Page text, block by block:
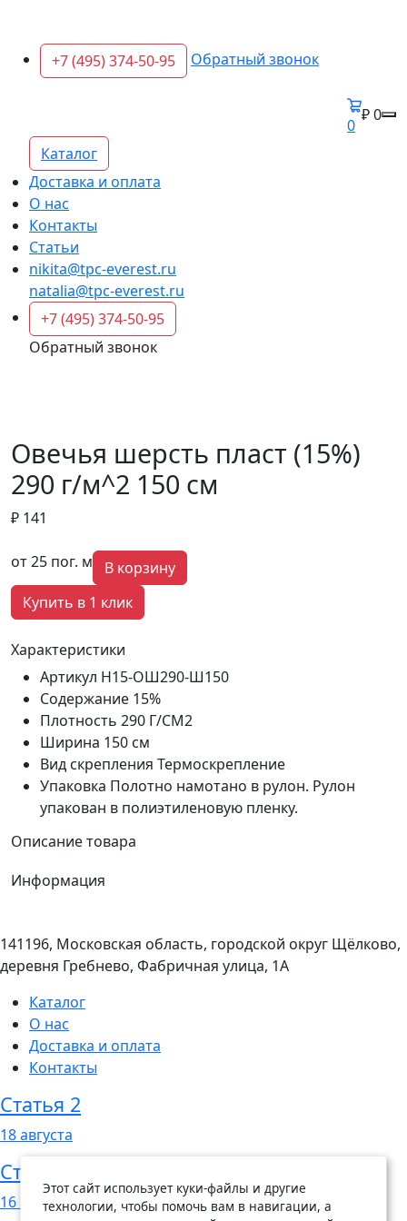
+7 (495) 374-50-95 Обратный звонок
0
₽ 0
Каталог
Доставка и оплата
О нас
Контакты
Статьи
nikita@tpc-everest.ru
natalia@tpc-everest.ru
+7 (495) 374-50-95
Обратный звонок
Овечья шерсть пласт (15%)
290 г/м^2 150 см
₽ 141
от 25 пог. м
В корзину
Купить в 1 клик
Характеристики
Артикул Н15-ОШ290-Ш150
Содержание 15%
Плотность 290 Г/СМ2
Ширина 150 см
Вид скрепления Термоскрепление
Упаковка Полотно намотано в рулон. Рулон
упакован в полиэтиленовую пленку.
Описание товара
Информация
141196, Московская область, городской округ Щёлково,
деревня Гребнево, Фабричная улица, 1А
Каталог
О нас
Доставка и оплата
Контакты
Статья 2
18августа
Статья 1
16 августа
Этот сайт использует куки-файлы и другие
технологии, чтобы помочь вам в навигации, а